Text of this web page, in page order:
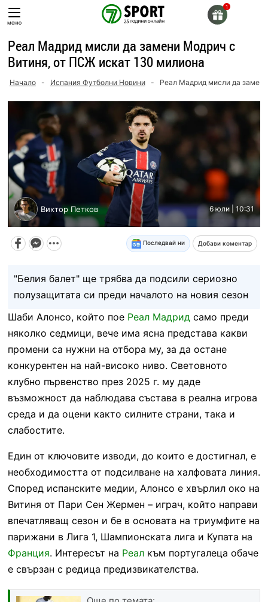
Skip
toменю
Реал Мадрид мисли да замени Модрич с
Витиня, от ПСЖ искат 130 милиона
Начало - Испания Футболни Новини - Реал Мадрид мисли да
Виктор Петков 6 юли | 10:31
Последвай ни Добави коментар
"Белия балет" ще трябва да подсили сериозно
полузащитата си преди началото на новия сезон
Шаби Алонсо, който пое Реал Мадридсамо преди
няколко седмици, вече има ясна представа какви
промени са нужни на отбора му, за да остане
конкурентен на най-високо ниво. Световното
клубно първенство през 2025 г. му даде
възможност да наблюдава състава в реална игрова
среда и да оцени както силните страни, така и
слабостите.
Един от ключовите изводи, до които е достигнал, е
необходимостта от подсилване на халфовата линия.
Според испанските медии, Алонсо е хвърлил око на
Витиня от Пари Сен Жермен – играч, който направи
впечатляващ сезон и бе в основата на триумфите на
парижани в Лига 1, Шампионската лига и Купата на
Франция. Интересът на Реалкъм португалеца обаче
е свързан с редица предизвикателства.